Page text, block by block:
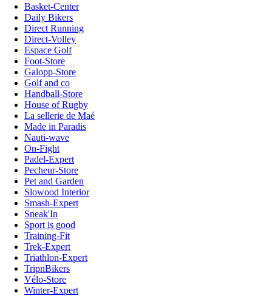
Basket-Center
Daily Bikers
Direct Running
Direct-Volley
Espace Golf
Foot-Store
Galopp-Store
Golf and co
Handball-Store
House of Rugby
La sellerie de Maé
Made in Paradis
Nauti-wave
On-Fight
Padel-Expert
Pecheur-Store
Pet and Garden
Slowood Interior
Smash-Expert
Sneak'In
Sport is good
Training-Fit
Trek-Expert
Triathlon-Expert
TripnBikers
Vélo-Store
Winter-Expert